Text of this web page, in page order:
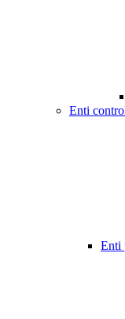
Enti
Enti